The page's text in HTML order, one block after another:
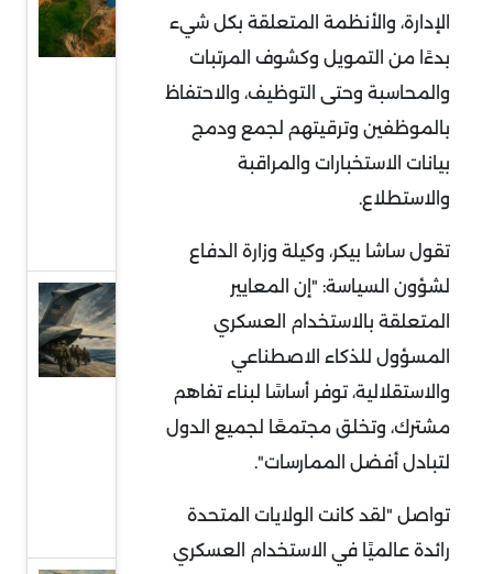
الإدارة، والأنظمة المتعلقة بكل شيء
بدءًا من التمويل وكشوف المرتبات
والمحاسبة وحتى التوظيف، والاحتفاظ
بالموظفين وترقيتهم لجمع ودمج
بيانات الاستخبارات والمراقبة
والاستطلاع.
تقول ساشا بيكر، وكيلة وزارة الدفاع
لشؤون السياسة: "إن المعايير
المتعلقة بالاستخدام العسكري
المسؤول للذكاء الاصطناعي
والاستقلالية، توفر أساسًا لبناء تفاهم
مشترك، وتخلق مجتمعًا لجميع الدول
لتبادل أفضل الممارسات".
تواصل "لقد كانت الولايات المتحدة
رائدة عالميًا في الاستخدام العسكري
في قلب
التمدد
النفوذ
الأحمر
في
سحب
قوات